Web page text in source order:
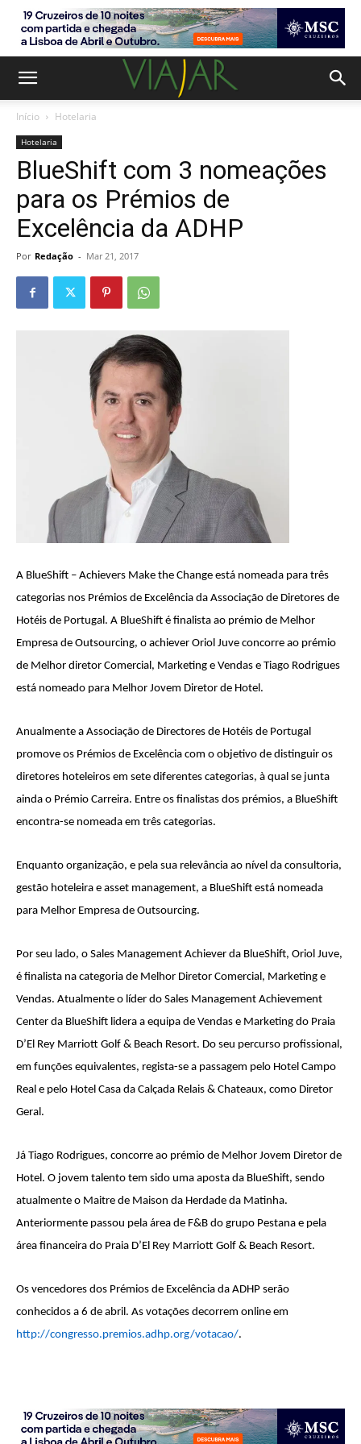
Início Hotelaria
Hotelaria
BlueShift com 3 nomeações
para os Prémios de
Excelência da ADHP
Por Redação - Mar 21, 2017
A BlueShift – Achievers Make the Change está nomeada para três
categorias nos Prémios de Excelência da Associação de Diretores de
Hotéis de Portugal. A BlueShift é finalista ao prémio de Melhor
Empresa de Outsourcing, o achiever Oriol Juve concorre ao prémio
de Melhor diretor Comercial, Marketing e Vendas e Tiago Rodrigues
está nomeado para Melhor Jovem Diretor de Hotel.
Anualmente a Associação de Directores de Hotéis de Portugal
promove os Prémios de Excelência com o objetivo de distinguir os
diretores hoteleiros em sete diferentes categorias, à qual se junta
ainda o Prémio Carreira. Entre os finalistas dos prémios, a BlueShift
encontra-se nomeada em três categorias.
Enquanto organização, e pela sua relevância ao nível da consultoria,
gestão hoteleira e asset management, a BlueShift está nomeada
para Melhor Empresa de Outsourcing.
Por seu lado, o Sales Management Achiever da BlueShift, Oriol Juve,
é finalista na categoria de Melhor Diretor Comercial, Marketing e
Vendas. Atualmente o líder do Sales Management Achievement
Center da BlueShift lidera a equipa de Vendas e Marketing do Praia
D’El Rey Marriott Golf & Beach Resort. Do seu percurso profissional,
em funções equivalentes, regista-se a passagem pelo Hotel Campo
Real e pelo Hotel Casa da Calçada Relais & Chateaux, como Diretor
Geral.
Já Tiago Rodrigues, concorre ao prémio de Melhor Jovem Diretor de
Hotel. O jovem talento tem sido uma aposta da BlueShift, sendo
atualmente o Maitre de Maison da Herdade da Matinha.
Anteriormente passou pela área de F&B do grupo Pestana e pela
área financeira do Praia D’El Rey Marriott Golf & Beach Resort.
Os vencedores dos Prémios de Excelência da ADHP serão
conhecidos a 6 de abril. As votações decorrem online em
http://congresso.premios.adhp.org/votacao/.